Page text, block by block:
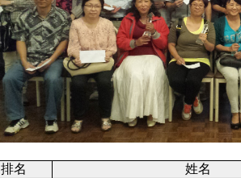
排名 姓名